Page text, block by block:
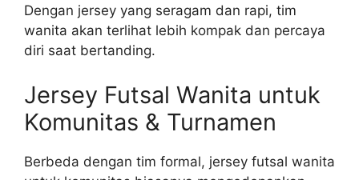
Dengan jersey yang seragam dan rapi, tim
wanita akan terlihat lebih kompak dan percaya
diri saat bertanding.
Jersey Futsal Wanita untuk
Komunitas & Turnamen
Berbeda dengan tim formal, jersey futsal wanita